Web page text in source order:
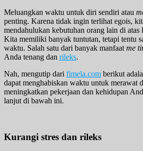
Meluangkan waktu untuk diri sendiri atau
penting. Karena tidak ingin terlihat egois,
mendahulukan kebutuhan orang lain di atas
Kita memiliki banyak tuntutan, tetapi tentu
waktu. Salah satu dari banyak manfaat me
Anda tenang dan rileks.
Nah, mengutip dari fimela.com berikut
dapat menghabiskan waktu untuk merawat
meningkatkan pekerjaan dan kehidupan
lanjut di bawah ini.
Kurangi stres dan rileks